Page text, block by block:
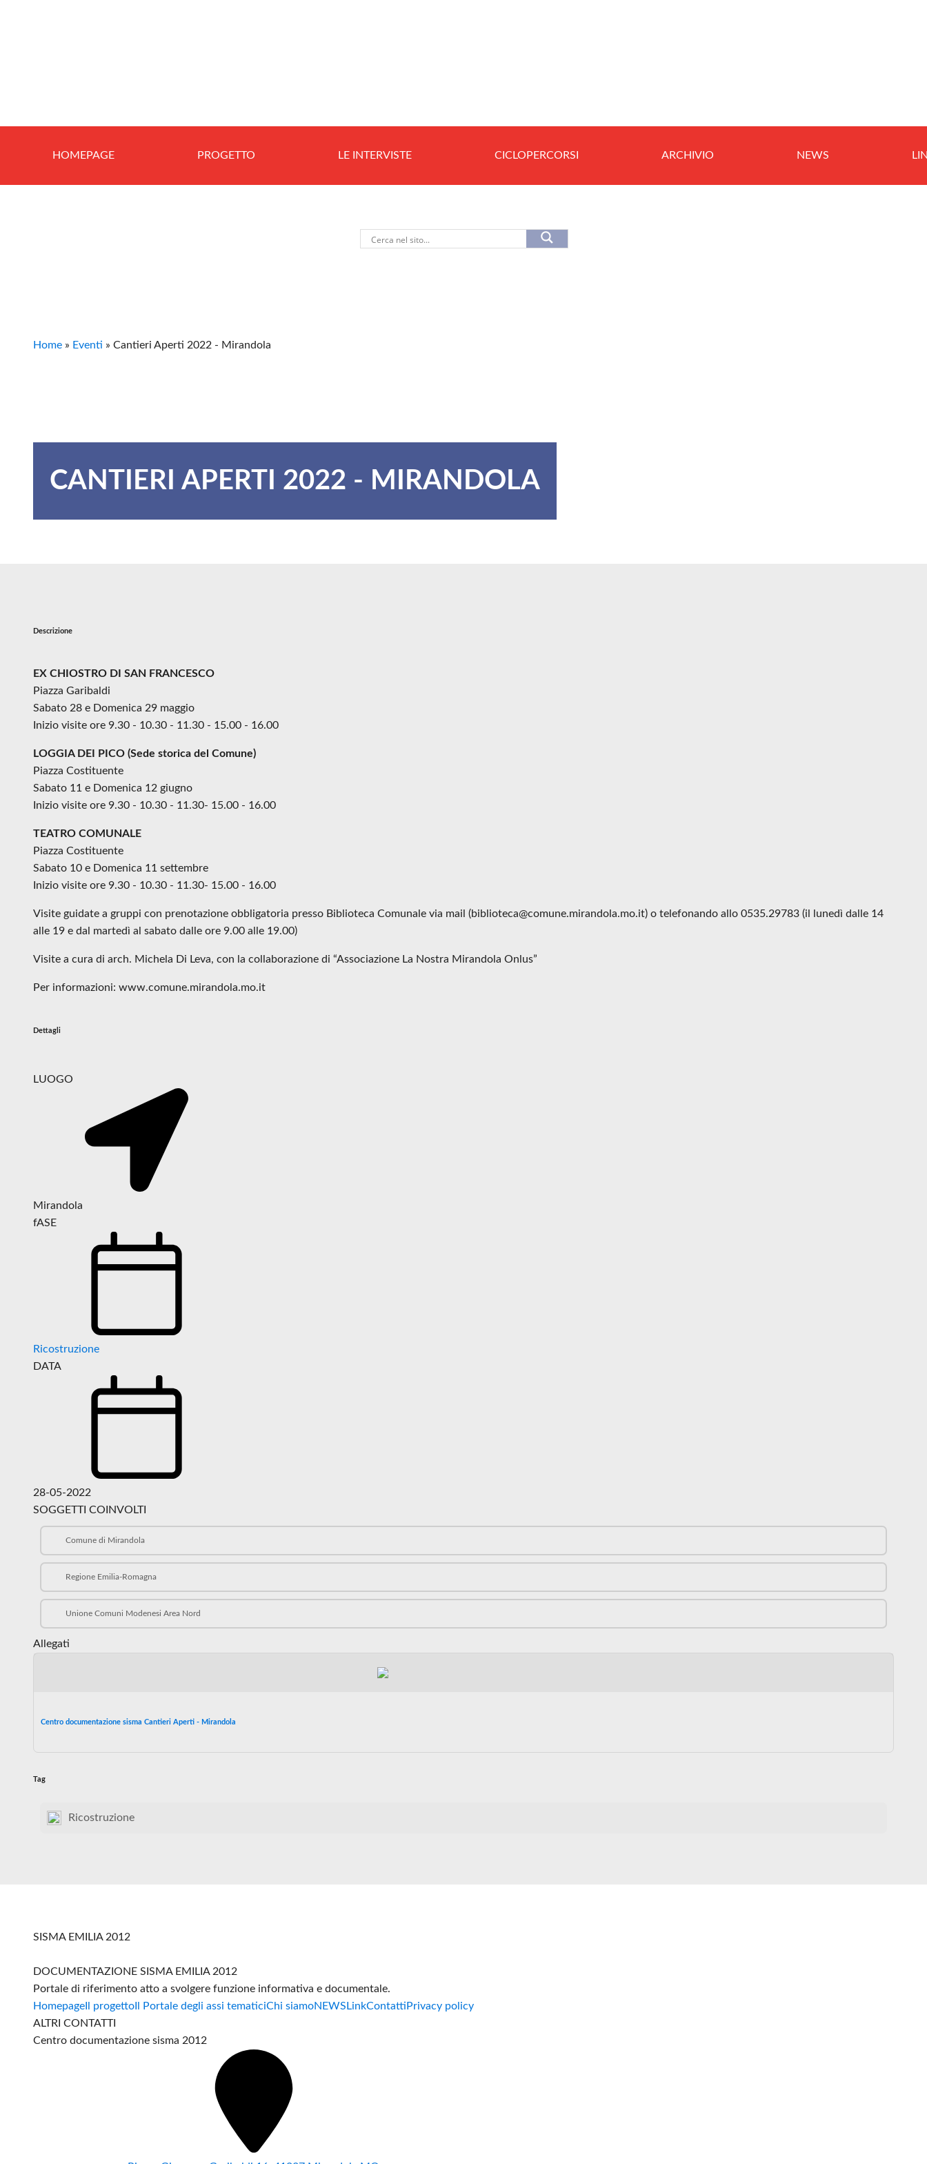
HOMEPAGE PROGETTO LE INTERVISTE CICLOPERCORSI ARCHIVIO NEWS
Home » Eventi » Cantieri Aperti 2022 - Mirandola
CANTIERI APERTI 2022 - MIRANDOLA
Descrizione
EX CHIOSTRO DI SAN FRANCESCO
Piazza Garibaldi
Sabato 28 e Domenica 29 maggio
Inizio visite ore 9.30 - 10.30 - 11.30 - 15.00 - 16.00
LOGGIA DEI PICO (Sede storica del Comune)
Piazza Costituente
Sabato 11 e Domenica 12 giugno
Inizio visite ore 9.30 - 10.30 - 11.30- 15.00 - 16.00
TEATRO COMUNALE
Piazza Costituente
Sabato 10 e Domenica 11 settembre
Inizio visite ore 9.30 - 10.30 - 11.30- 15.00 - 16.00
Visite guidate a gruppi con prenotazione obbligatoria presso Biblioteca Comunale via mail (biblioteca@comune.mirandola.mo.it) o telefonando allo 0535.29783 (il lunedì dalle 14
alle 19 e dal martedì al sabato dalle ore 9.00 alle 19.00)
Visite a cura di arch. Michela Di Leva, con la collaborazione di “Associazione La Nostra Mirandola Onlus”
Per informazioni: www.comune.mirandola.mo.it
Dettagli
LUOGO
Mirandola
fASE
Ricostruzione
DATA
28-05-2022
SOGGETTI COINVOLTI
Comune di Mirandola
Regione Emilia-Romagna
Unione Comuni Modenesi Area Nord
Allegati
Centro documentazione sisma Cantieri Aperti - Mirandola
Tag
Ricostruzione
SISMA EMILIA 2012
DOCUMENTAZIONE SISMA EMILIA 2012
Portale di riferimento atto a svolgere funzione informativa e documentale.
Homepage Il progetto Il Portale degli assi tematiciChi siamoNEWS LinkContatti Privacy policy
ALTRI CONTATTI
Centro documentazione sisma 2012